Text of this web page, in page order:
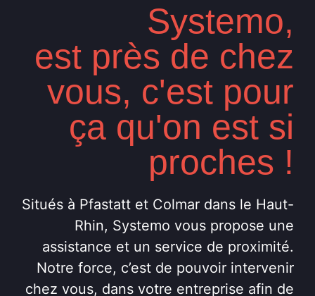
Systemo,
est près de chez
vous, c'est pour
ça qu'on est si
proches !
Situés à Pfastatt et Colmar dans le Haut-
Rhin, Systemo vous propose une
assistance et un service de proximité.
Notre force, c’est de pouvoir intervenir
chez vous, dans votre entreprise afin de